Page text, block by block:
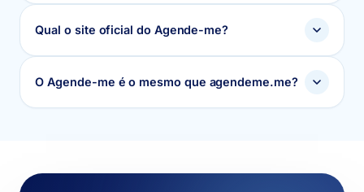
Qual o site oficial do Agende-me?
O Agende-me é o mesmo que agendeme.me?